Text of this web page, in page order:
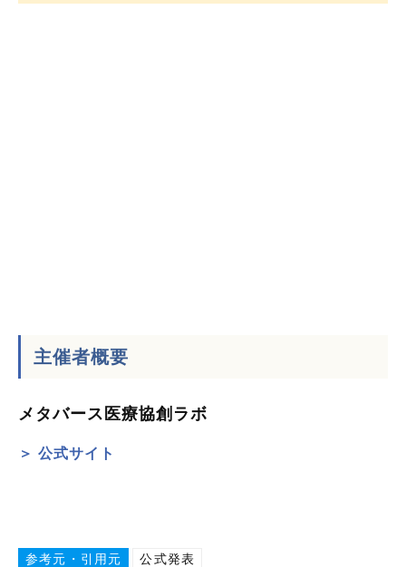
主催者概要
メタバース医療協創ラボ
＞ 公式サイト
参考元・引用元 公式発表